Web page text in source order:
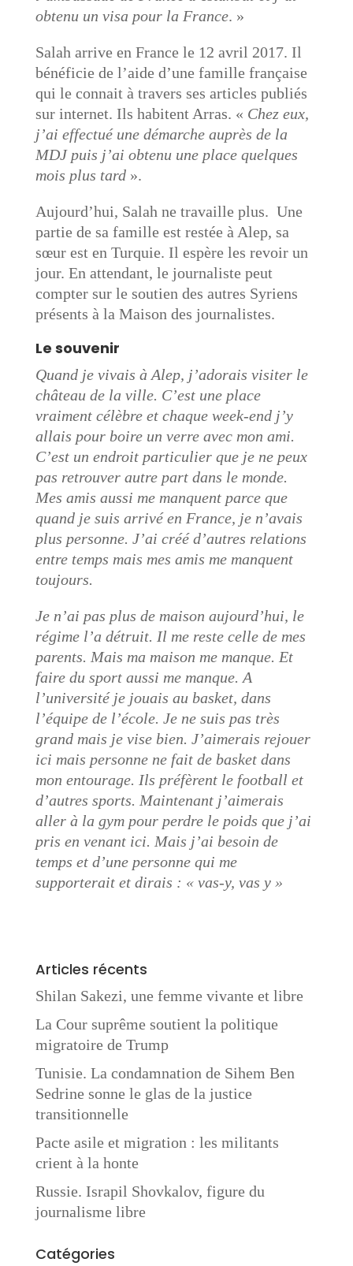
obtenu un visa pour la France. »
Salah arrive en France le 12 avril 2017. Il
bénéficie de l’aide d’une famille française
qui le connait à travers ses articles publiés
sur internet. Ils habitent Arras. « Chez eux,
j’ai effectué une démarche auprès de la
MDJ puis j’ai obtenu une place quelques
mois plus tard ».
Aujourd’hui, Salah ne travaille plus. Une
partie de sa famille est restée à Alep, sa
sœur est en Turquie. Il espère les revoir un
jour. En attendant, le journaliste peut
compter sur le soutien des autres Syriens
présents à la Maison des journalistes.
Le souvenir
Quand je vivais à Alep, j’adorais visiter le
château de la ville. C’est une place
vraiment célèbre et chaque week-end j’y
allais pour boire un verre avec mon ami.
C’est un endroit particulier que je ne peux
pas retrouver autre part dans le monde.
Mes amis aussi me manquent parce que
quand je suis arrivé en France, je n’avais
plus personne. J’ai créé d’autres relations
entre temps mais mes amis me manquent
toujours.
Je n’ai pas plus de maison aujourd’hui, le
régime l’a détruit. Il me reste celle de mes
parents. Mais ma maison me manque. Et
faire du sport aussi me manque. A
l’université je jouais au basket, dans
l’équipe de l’école. Je ne suis pas très
grand mais je vise bien. J’aimerais rejouer
ici mais personne ne fait de basket dans
mon entourage. Ils préfèrent le football et
d’autres sports. Maintenant j’aimerais
aller à la gym pour perdre le poids que j’ai
pris en venant ici. Mais j’ai besoin de
temps et d’une personne qui me
supporterait et dirais : « vas-y, vas y »
Articles récents
Shilan Sakezi, une femme vivante et libre
La Cour suprême soutient la politique
migratoire de Trump
Tunisie. La condamnation de Sihem Ben
Sedrine sonne le glas de la justice
transitionnelle
Pacte asile et migration : les militants
crient à la honte
Russie. Israpil Shovkalov, figure du
journalisme libre
Catégories